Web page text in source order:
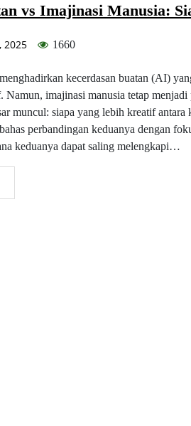
vs Imajinasi Manusia:
2025 1660
kecerdasan buatan (AI)
Namun, imajinasi manusia tetap
muncul: siapa yang lebih kreatif antara
perbandingan keduanya dengan
keduanya dapat saling melengkapi…